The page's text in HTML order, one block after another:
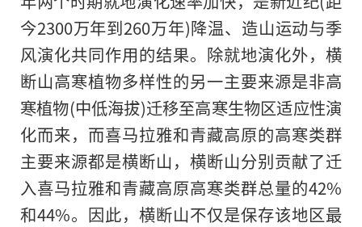
今2300万年到260万年)降温、造山运动与季
风演化共同作用的结果。除就地演化外，横
断山高寒植物多样性的另一主要来源是非高
寒植物(中低海拔)迁移至高寒生物区适应性演
化而来，而喜马拉雅和青藏高原的高寒类群
主要来源都是横断山，横断山分别贡献了迁
入喜马拉雅和青藏高原高寒类群总量的42%
和44%。因此，横断山不仅是保存该地区最